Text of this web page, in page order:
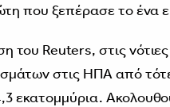
που ξεπέρασε το ένα
Reuters, στις νότιες
στις ΗΠΑ από
εκατομμύρια.